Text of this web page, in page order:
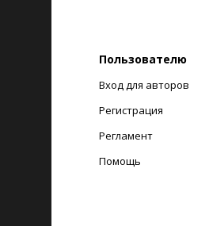
Пользователю
Вход для авторов
Регистрация
Регламент
Помощь